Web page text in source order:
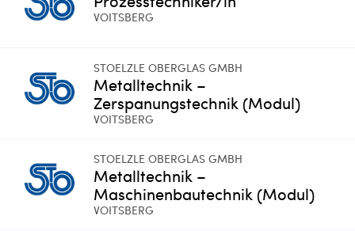
VOITSBERG
STOELZLE OBERGLAS GMBH
Metalltechnik –
Zerspanungstechnik (Modul)
VOITSBERG
STOELZLE OBERGLAS GMBH
Metalltechnik –
Maschinenbautechnik (Modul)
VOITSBERG